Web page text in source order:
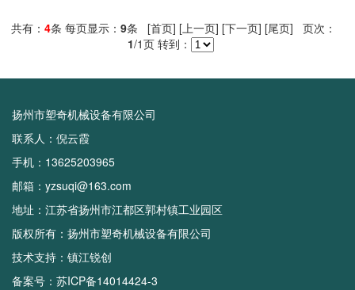
共有： 4条 每页显示： 9条 [首页] [上一页] [下一页] [尾页] 页次：
1/1页 转到：
扬州市塑奇机械设备有限公司
联系人：倪云霞
手机：13625203965
邮箱：yzsuqi@163.com
地址：江苏省扬州市江都区郭村镇工业园区
版权所有：扬州市塑奇机械设备有限公司
技术支持： 镇江锐创
备案号： 苏ICP备14014424-3